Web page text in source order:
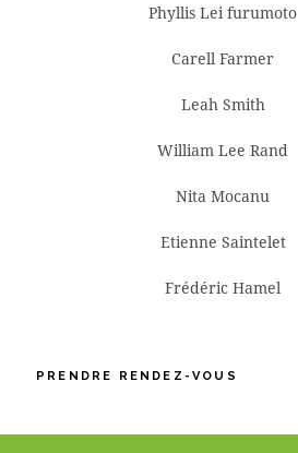
Phyllis Lei furumoto
Carell Farmer
Leah Smith
William Lee Rand
Nita Mocanu
Etienne Saintelet
Frédéric Hamel
PRENDRE RENDEZ-VOUS